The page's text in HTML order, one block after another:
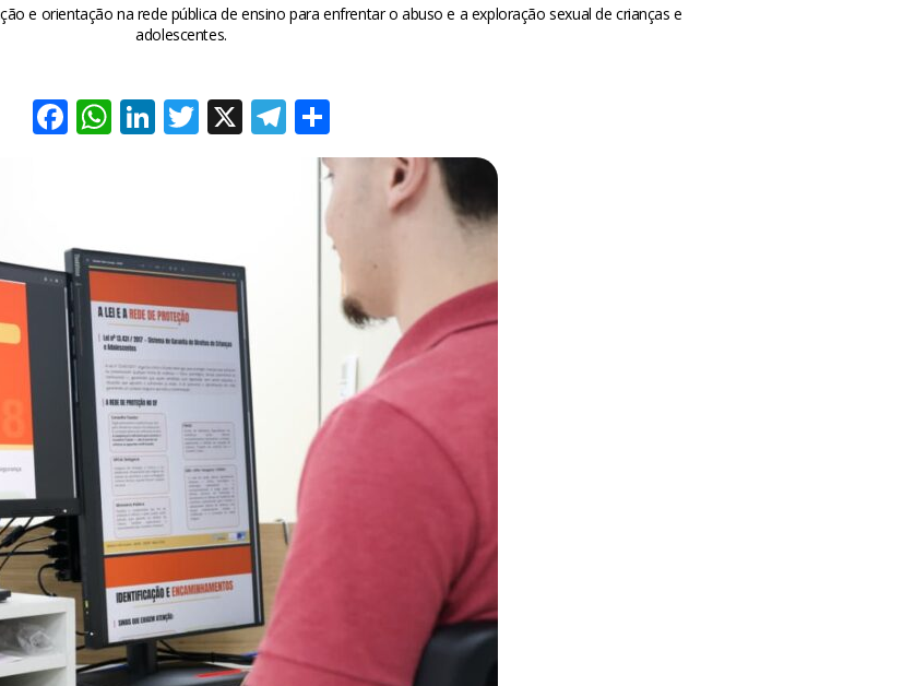
e orientação na rede pública de ensino para enfrentar o abuso e a exploração sexual de crianças e
adolescentes.
Facebook
WhatsApp
LinkedIn
Twitter
X Telegram